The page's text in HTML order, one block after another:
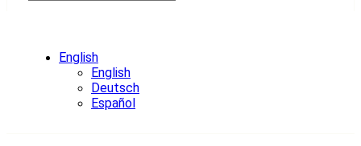
English
English
Deutsch
Español